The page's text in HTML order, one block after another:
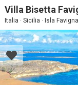
Villa Bisetta
Italia · Sicilia · Isla